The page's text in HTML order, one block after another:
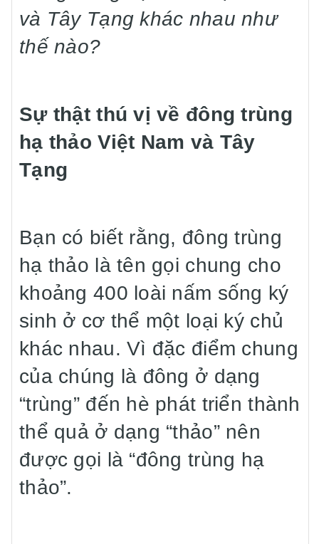
và Tây Tạng khác nhau như
thế nào?
Sự thật thú vị về đông trùng
hạ thảo Việt Nam và Tây
Tạng
Bạn có biết rằng, đông trùng
hạ thảo là tên gọi chung cho
khoảng 400 loài nấm sống ký
sinh ở cơ thể một loại ký chủ
khác nhau. Vì đặc điểm chung
của chúng là đông ở dạng
“trùng” đến hè phát triển thành
thể quả ở dạng “thảo” nên
được gọi là “đông trùng hạ
thảo”.